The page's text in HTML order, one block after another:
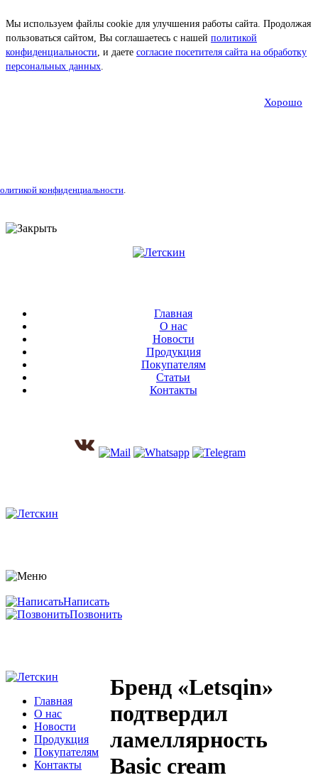
Мы используем файлы cookie для улучшения работы сайта. Продолжая
пользоваться сайтом, Вы соглашаетесь с нашей политикой
конфиденциальности, и даете согласие посетителя сайта на обработку
персональных данных.
Хорошо
конфиденциальности.
Главная
О нас
Новости
Продукция
Покупателям
Статьи
Контакты
Написать
Позвонить
Главная
О нас
Новости
Продукция
Покупателям
Контакты
Бренд «Letsqin»
подтвердил
ламеллярность
Basic cream